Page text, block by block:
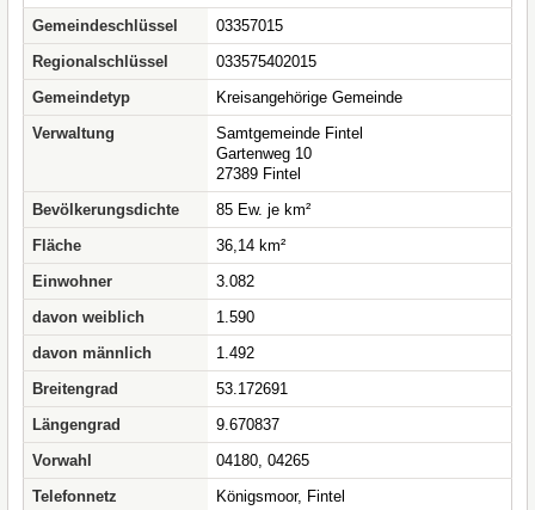
Gemeindeschlüssel
03357015
Regionalschlüssel
033575402015
Gemeindetyp
Kreisangehörige Gemeinde
Verwaltung
Samtgemeinde Fintel
Gartenweg 10
27389 Fintel
Bevölkerungsdichte
85 Ew. je km²
Fläche
36,14 km²
Einwohner
3.082
davon weiblich
1.590
davon männlich
1.492
Breitengrad
53.172691
Längengrad
9.670837
Vorwahl
04180, 04265
Telefonnetz
Königsmoor, Fintel